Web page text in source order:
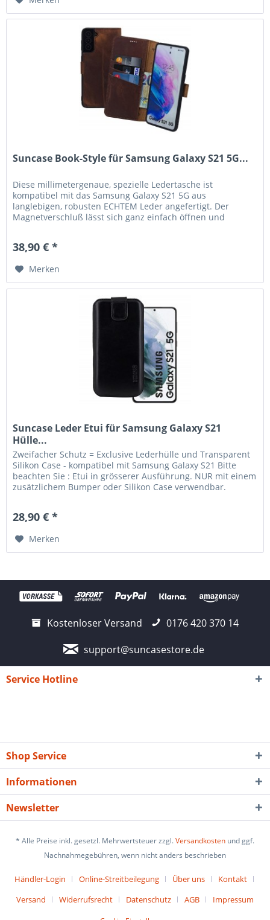
Suncase Book-Style für Samsung Galaxy S21 5G...
Diese millimetergenaue, spezielle Ledertasche ist
kompatibel mit das Samsung Galaxy S21 5G aus
langlebigen, robusten ECHTEM Leder angefertigt. Der
Magnetverschluß lässt sich ganz einfach öffnen und
38,90 € *
Merken
Suncase Leder Etui für Samsung Galaxy S21
Hülle...
Zweifacher Schutz = Exclusive Lederhülle und Transparent
Silikon Case - kompatibel mit Samsung Galaxy S21 Bitte
beachten Sie : Etui in grösserer Ausführung. NUR mit einem
zusätzlichem Bumper oder Silikon Case verwendbar.
28,90 € *
Merken
Kostenloser Versand
0176 420 370 14
support@suncasestore.de
Service Hotline
Shop Service
Informationen
Newsletter
* Alle Preise inkl. gesetzl. Mehrwertsteuer zzgl.Versandkosten und ggf.
Nachnahmegebühren, wenn nicht anders beschrieben
Händler-Login Online-Streitbeilegung Über uns
Kontakt
Versand
Widerrufsrecht Datenschutz AGB Impressum